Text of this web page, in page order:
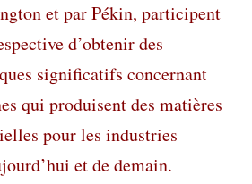
et par Pékin, participent
d’obtenir des
significatifs concernant
qui produisent des matières
pour les industries
et de demain.